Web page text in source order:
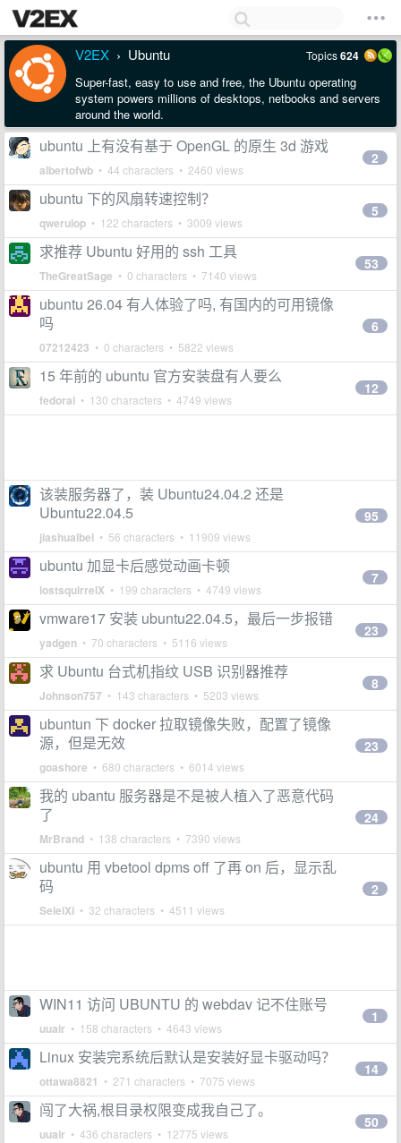
V2EX › Ubuntu Topics624
Super-fast, easy to use and free, the Ubuntu operating
system powers millions of desktops, netbooks and servers
around the world.
ubuntu 上有没有基于 OpenGL 的原生 3d 游戏
albertofwb • 44 characters • 2460 views
2
ubuntu 下的风扇转速控制？
qweruiop • 122 characters • 3009 views
5
求推荐 Ubuntu 好用的 ssh 工具
TheGreatSage • 0 characters • 7140 views
53
ubuntu 26.04 有人体验了吗, 有国内的可用镜像
吗
07212423 • 0 characters • 5822 views
6
15 年前的 ubuntu 官方安装盘有人要么
fedoral • 130 characters • 4749 views
12
该装服务器了，装 Ubuntu24.04.2 还是
Ubuntu22.04.5
jiashuaibei • 56 characters • 11909 views
95
ubuntu 加显卡后感觉动画卡顿
lostsquirrelX • 199 characters • 4749 views
7
vmware17 安装 ubuntu22.04.5，最后一步报错
yadgen • 70 characters • 5116 views
23
求 Ubuntu 台式机指纹 USB 识别器推荐
Johnson757 • 143 characters • 5203 views
8
ubuntun 下 docker 拉取镜像失败，配置了镜像
源，但是无效
goashore • 680 characters • 6014 views
23
我的 ubantu 服务器是不是被人植入了恶意代码
了
MrBrand • 138 characters • 7390 views
24
ubuntu 用 vbetool dpms off 了再 on 后，显示乱
码
SeleiXi • 32 characters • 4511 views
2
WIN11 访问 UBUNTU 的 webdav 记不住账号
uuair • 158 characters • 4643 views
1
Linux 安装完系统后默认是安装好显卡驱动吗？
ottawa8821 • 271 characters • 7075 views
14
闯了大祸,根目录权限变成我自己了。
uuair • 436 characters • 12775 views
50